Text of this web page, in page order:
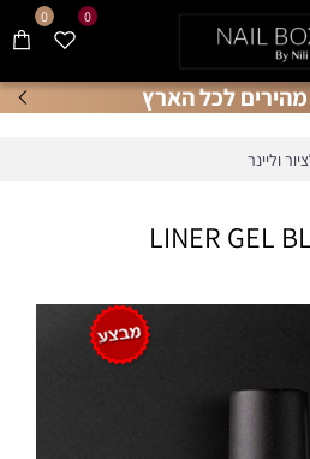
לכל הארץ
0 0
וליינר